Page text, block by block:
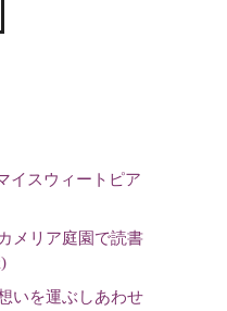
イスウィートピア
メリア庭園で読書
いを運ぶしあわせ